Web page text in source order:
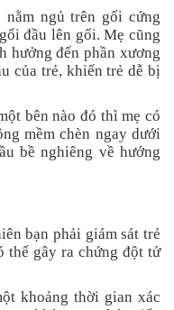
ngủ trên gối cứng
đầu lên gối. Mẹ cũng
hưởng đến phần xương
của trẻ, khiến trẻ dễ bị
bên nào đó thì mẹ có
mềm chèn ngay dưới
bề nghiêng về hướng
bạn phải giám sát trẻ
thể gây ra chứng đột tử
khoảng thời gian xác